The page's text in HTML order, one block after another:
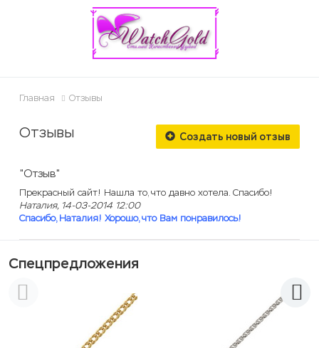
Главная Отзывы
Отзывы Создать новый отзыв
"Отзыв"
Прекрасный сайт! Нашла то, что давно хотела. Спасибо!
Наталия, 14-03-2014 12:00
Спасибо, Наталия! Хорошо, что Вам понравилось!
Спецпредложения